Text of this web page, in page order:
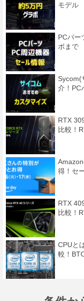
モデル
PCパー
ボまで
Sycom(
介！PC
RTX
比較！
得！セ
RTX
比較！
CPUと
較！